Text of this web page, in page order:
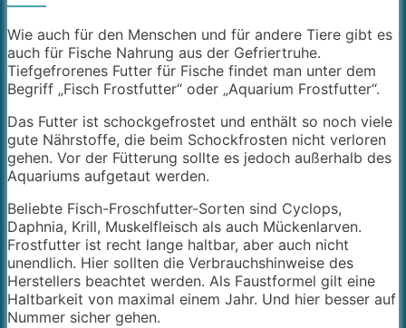
Wie auch für den Menschen und für andere Tiere gibt es
auch für Fische Nahrung aus der Gefriertruhe.
Tiefgefrorenes Futter für Fische findet man unter dem
Begriff „Fisch Frostfutter“ oder „Aquarium Frostfutter“.
Das Futter ist schockgefrostet und enthält so noch viele
gute Nährstoffe, die beim Schockfrosten nicht verloren
gehen. Vor der Fütterung sollte es jedoch außerhalb des
Aquariums aufgetaut werden.
Beliebte Fisch-Froschfutter-Sorten sind Cyclops,
Daphnia, Krill, Muskelfleisch als auch Mückenlarven.
Frostfutter ist recht lange haltbar, aber auch nicht
unendlich. Hier sollten die Verbrauchshinweise des
Herstellers beachtet werden. Als Faustformel gilt eine
Haltbarkeit von maximal einem Jahr. Und hier besser auf
Nummer sicher gehen.